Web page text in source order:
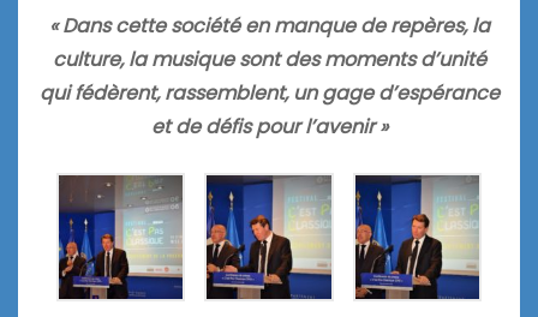
« Dans cette société en manque de repères, la
culture, la musique sont des moments d’unité
qui fédèrent, rassemblent, un gage d’espérance
et de défis pour l’avenir »